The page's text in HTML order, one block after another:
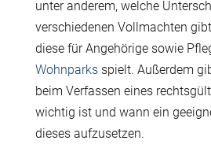
unter anderem, welche
verschiedenen Vollmachten
diese für Angehörige sowie
Wohnparksspielt. Außerdem
beim Verfassen eines
wichtig ist und wann ein
dieses aufzusetzen.